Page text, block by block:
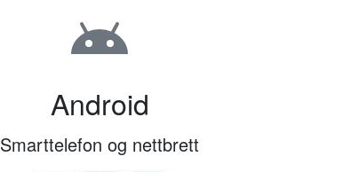
Android
Smarttelefon og nettbrett